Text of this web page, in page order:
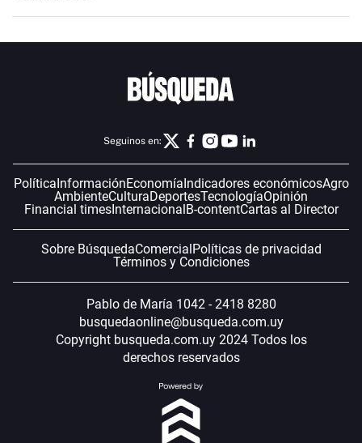
Seguinos en:
PolíticaInformaciónEconomíaIndicadores económicosAgro
AmbienteCulturaDeportesTecnologíaOpinión
Financial timesInternacionalB-contentCartas al Director
Sobre BúsquedaComercialPolíticas de privacidad
Términos y Condiciones
Pablo de María 1042 - 2418 8280
busquedaonline@busqueda.com.uy
Copyright busqueda.com.uy 2024 Todos los
derechos reservados